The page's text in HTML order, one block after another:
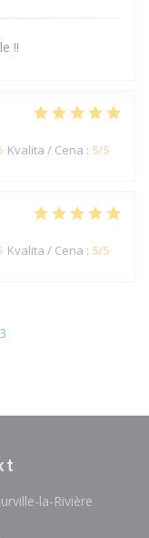
!!
Kvalita / Cena : 5/5
Kvalita / Cena : 5/5
3
la-Rivière